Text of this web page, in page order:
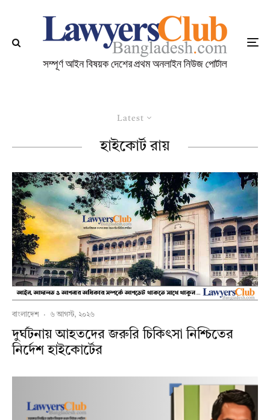
Latest
হাইকোর্ট রায়
বাংলাদেশ · ৬ আগস্ট, ২০২৬
দুর্ঘটনায় আহতদের জরুরি চিকিৎসা নিশ্চিতের
নির্দেশ হাইকোর্টের